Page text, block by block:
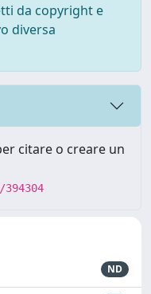
da copyright e
diversa
citare o creare un
ND